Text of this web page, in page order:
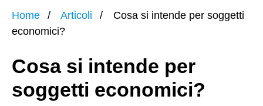
Home Articoli
Cosa si intende per soggetti
economici?
Cosa si intende per
soggetti economici?